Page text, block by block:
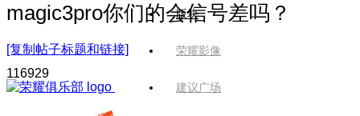
版块
荣耀影像
建议广场
magic3pro你们的会信号差吗？
[复制帖子标题和链接]
116929